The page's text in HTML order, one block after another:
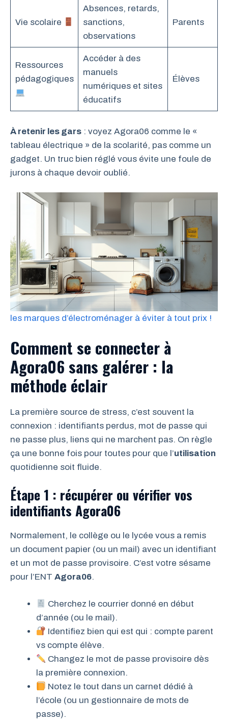
Vie scolaire
Absences, retards,
sanctions,
observations
Parents
Ressources
pédagogiques
Accéder à des
manuels
numériques et sites
éducatifs
Élèves
À retenir les gars : voyez Agora06 comme le «
tableau électrique » de la scolarité, pas comme un
gadget. Un truc bien réglé vous évite une foule de
jurons à chaque devoir oublié.
les marques d’électroménager à éviter à tout prix !
Comment se connecter à
Agora06 sans galérer : la
méthode éclair
La première source de stress, c’est souvent la
connexion : identifiants perdus, mot de passe qui
ne passe plus, liens qui ne marchent pas. On règle
ça une bonne fois pour toutes pour que l’utilisation
quotidienne soit fluide.
Étape 1 : récupérer ou vérifier vos
identifiants Agora06
Normalement, le collège ou le lycée vous a remis
un document papier (ou un mail) avec un identifiant
et un mot de passe provisoire. C’est votre sésame
pour l’ENT Agora06.
Cherchez le courrier donné en début
d’année (ou le mail).
Identifiez bien qui est qui : compte parent
vs compte élève.
Changez le mot de passe provisoire dès
la première connexion.
Notez le tout dans un carnet dédié à
l’école (ou un gestionnaire de mots de
passe).